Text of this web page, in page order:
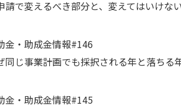
請で変えるべき部分と、変えてはいけな
金・助成金情報#146
同じ事業計画でも採択される年と落ちる
金・助成金情報#145